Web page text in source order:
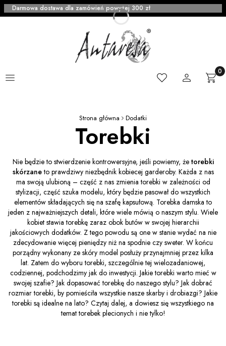
Darmowa dostawa dla zamówień powyżej 300 zł
Menu UlubioneZaloguj się
Strona główna Dodatki
Torebki
Nie będzie to stwierdzenie kontrowersyjne, jeśli powiemy, że torebki
skórzaneto prawdziwy niezbędnik kobiecej garderoby. Każda z nas
ma swoją ulubioną – część z nas zmienia torebki w zależności od
stylizacji, część szuka modelu, który będzie pasował do wszystkich
elementów składających się na szafę kapsułową. Torebka damska to
jeden z najważniejszych detali, które wiele mówią o naszym stylu. Wiele
kobiet stawia torebkę zaraz obok butów w swojej hierarchii
jakościowych dodatków. Z tego powodu są one w stanie wydać na nie
zdecydowanie więcej pieniędzy niż na spodnie czy sweter. W końcu
porządny wykonany ze skóry model posłuży przynajmniej przez kilka
lat. Zatem do wyboru torebki, szczególnie tej wielozadaniowej,
codziennej, podchodzimy jak do inwestycji. Jakie torebki warto mieć w
swojej szafie? Jak dopasować torebkę do naszego stylu? Jak dobrać
rozmiar torebki, by pomieściła wszystkie nasze skarby i drobiazgi? Jakie
torebki są idealne na lato? Czytaj dalej, a dowiesz się wszystkiego na
temat torebek plecionych i nie tylko!